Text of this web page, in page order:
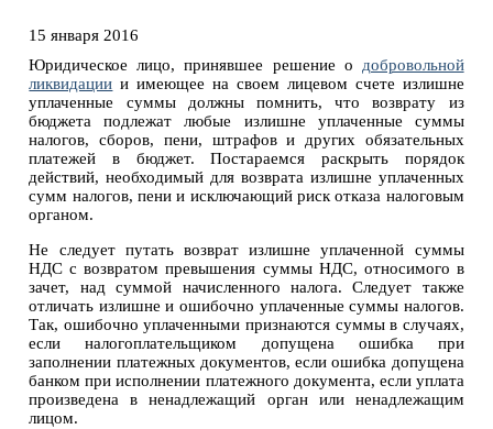
15 января 2016
Юридическое лицо, принявшее решение о добровольной
ликвидации и имеющее на своем лицевом счете излишне
уплаченные суммы должны помнить, что возврату из
бюджета подлежат любые излишне уплаченные суммы
налогов, сборов, пени, штрафов и других обязательных
платежей в бюджет. Постараемся раскрыть порядок
действий, необходимый для возврата излишне уплаченных
сумм налогов, пени и исключающий риск отказа налоговым
органом.
Не следует путать возврат излишне уплаченной суммы
НДС с возвратом превышения суммы НДС, относимого в
зачет, над суммой начисленного налога. Следует также
отличать излишне и ошибочно уплаченные суммы налогов.
Так, ошибочно уплаченными признаются суммы в случаях,
если налогоплательщиком допущена ошибка при
заполнении платежных документов, если ошибка допущена
банком при исполнении платежного документа, если уплата
произведена в ненадлежащий орган или ненадлежащим
лицом.